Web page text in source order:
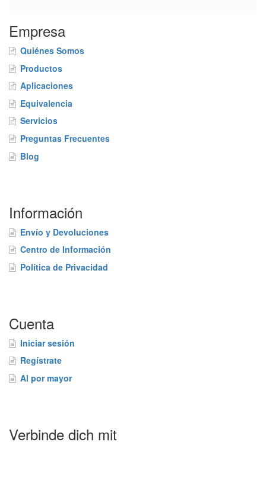
Empresa
Quiénes Somos
Productos
Aplicaciones
Equivalencia
Servicios
Preguntas Frecuentes
Blog
Información
Envío y Devoluciones
Centro de Información
Política de Privacidad
Cuenta
Iniciar sesión
Regístrate
Al por mayor
Verbinde dich mit